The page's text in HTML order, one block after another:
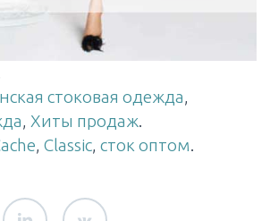
стоковая одежда,
, Хиты продаж.
, Classic, сток оптом.